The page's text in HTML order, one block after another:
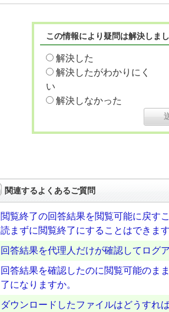
この情報により疑問は解決しま
解決した
解決したがわかりにく
い
解決しなかった
関連するよくあるご質問
閲覧終了の回答結果を閲覧可能に戻す
読まずに閲覧終了にすることはできます
回答結果を代理人だけが確認してログ
回答結果を確認したのに閲覧可能のま
了になりますか。
ダウンロードしたファイルはどうすれ